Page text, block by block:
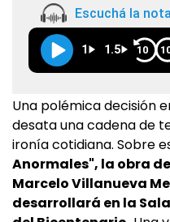
Escuchá la
1 1.5 10
Una polémica decisión
desata una cadena de
ironía cotidiana. Sobre
Anormales", la obra
Marcelo Villanueva
desarrollará en la